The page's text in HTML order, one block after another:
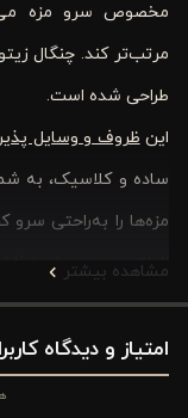
مخصوص سرو مزه
مرتب‌تر کند. چنگال
طراحی شده است.
اینظروف و وسایل
ساده و کلاسیک، به
مزه‌ها را به‌راحتی
انواع سرویس‌های
چنگال‌ها از استیل
هم در استفاده
مهمانی دادن هستید
مشاهده بیشتر
امتیاز و دیدگاه